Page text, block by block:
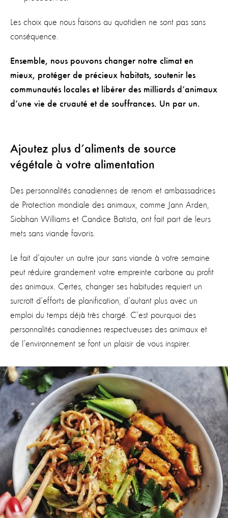
Les choix que nous faisons au quotidien ne sont pas sans
conséquence.
Ensemble, nous pouvons changer notre climat en
mieux, protéger de précieux habitats, soutenir les
communautés locales et libérer des milliards d’animaux
d’une vie de cruauté et de souffrances. Un par un.
Ajoutez plus d’aliments de source
végétale à votre alimentation
Des personnalités canadiennes de renom et ambassadrices
de Protection mondiale des animaux, comme
Jann Arden,
Siobhan Williams et Candice Batista, ont fait part de leurs
mets sans viande favoris.
Le fait d’ajouter un autre jour sans viande à votre semaine
peut réduire grandement votre empreinte carbone au profit
des animaux. Certes, changer ses habitudes requiert un
surcroît d’efforts de planification, d’autant plus avec un
emploi du temps déjà très chargé. C’est pourquoi des
personnalités canadiennes respectueuses des animaux et
de l’environnement se font un plaisir de vous inspirer.